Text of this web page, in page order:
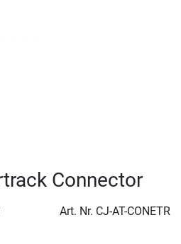
Connector
Art. Nr. CJ-AT-CONETR